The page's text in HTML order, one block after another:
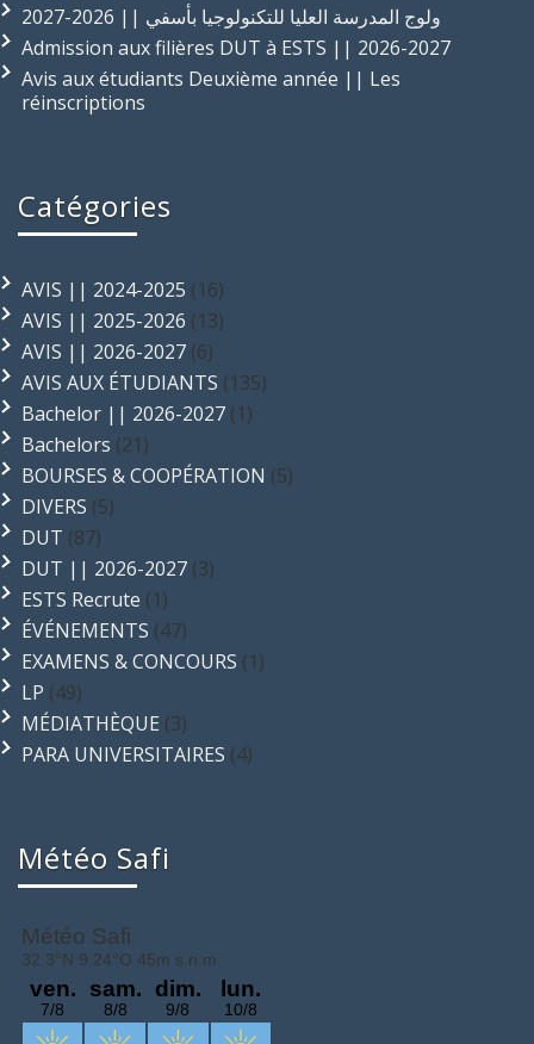
ولوج المدرسة العليا للتكنولوجيا بأسفي || 2026-2027
Admission aux filières DUT à ESTS || 2026-2027
Avis aux étudiants Deuxième année || Les
réinscriptions
Catégories
AVIS || 2024-2025 (16)
AVIS || 2025-2026 (13)
AVIS || 2026-2027 (6)
AVIS AUX ÉTUDIANTS (135)
Bachelor || 2026-2027 (1)
Bachelors (21)
BOURSES & COOPÉRATION (5)
DIVERS (5)
DUT (87)
DUT || 2026-2027 (3)
ESTS Recrute (1)
ÉVÉNEMENTS (47)
EXAMENS & CONCOURS (1)
LP (49)
MÉDIATHÈQUE (3)
PARA UNIVERSITAIRES (4)
Météo Safi